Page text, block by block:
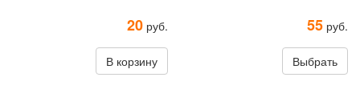
20 руб.
В корзину
55 руб.
Выбрать